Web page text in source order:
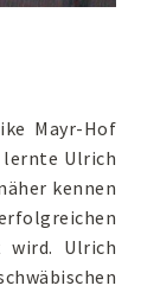
Mayr-Hof
lernte Ulrich
kennen
wird. Ulrich